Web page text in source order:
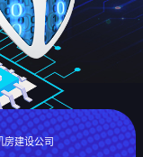
房建设公司